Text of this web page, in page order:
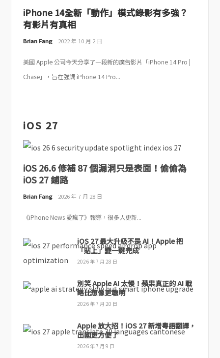
iPhone 14全新「動作」模式錄影有多強？
有影片有真相
Brian Fang 2022 年 10 月 2 日
美國 Apple 公司今天分享了一段新的廣告影片「iPhone 14 Pro |
Chase」，旨在強調 iPhone 14 Pro...
iOS 27
iOS 26.6 修補 87 個漏洞只是表面！偷偷為
iOS 27 鋪路
Brian Fang 2026 年 7 月 28 日
《iPhone News 愛瘋了》報導，很多人更新...
iOS 27 最大升級不是 AI！Apple 把
「貼上」變一鍵完成
2026 年 7 月 28 日
別笑 Apple AI 太慢！蘋果真正的 AI 戰
略比想像更聰明
2026 年 7 月 20 日
Apple 放大招！iOS 27 新增粵語翻譯，
出國更方便了
2026 年 7 月 9 日